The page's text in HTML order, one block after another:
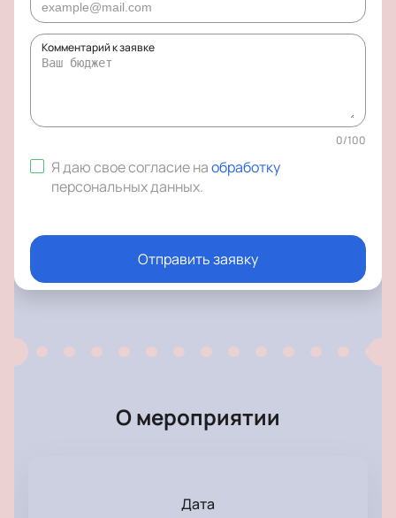
Комментарий к заявке
0/100
Я даю свое согласие наобработку
персональных данных.
Отправить заявку
О мероприятии
Дата